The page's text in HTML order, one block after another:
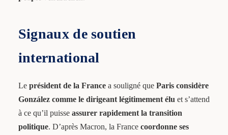
Signaux de soutien
international
Le président de la Francea souligné que Paris considère
González comme le dirigeant légitimement élu et s’attend
à ce qu’il puisse assurer rapidement la transition
politique. D’après Macron, la France coordonne ses